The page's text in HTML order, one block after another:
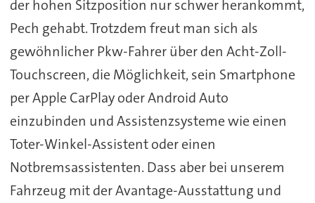
der hohen Sitzposition nur schwer herankommt,
Pech gehabt. Trotzdem freut man sich als
gewöhnlicher Pkw-Fahrer über den Acht-Zoll-
Touchscreen, die Möglichkeit, sein Smartphone
per Apple CarPlay oder Android Auto
einzubinden und Assistenzsysteme wie einen
Toter-Winkel-Assistent oder einen
Notbremsassistenten. Dass aber bei unserem
Fahrzeug mit der Avantage-Ausstattung und